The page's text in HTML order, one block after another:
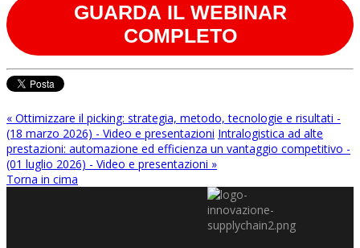
GUARDA IL WEBINAR
COMPLETO
« Ottimizzare il picking: strategia, metodo, tecnologie e risultati -
(18 marzo 2026) - Video e presentazioni Intralogistica ad alte
prestazioni: automazione ed efficienza un vantaggio competitivo -
(01 luglio 2026) - Video e presentazioni »
Torna in cima